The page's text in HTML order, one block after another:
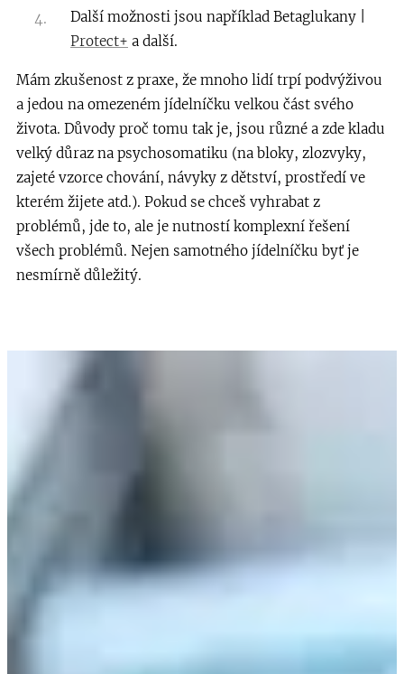
Další možnosti jsou například Betaglukany |
Protect+ a další.
Mám zkušenost z praxe, že mnoho lidí trpí podvýživou
a jedou na omezeném jídelníčku velkou část svého
života. Důvody proč tomu tak je, jsou různé a zde kladu
velký důraz na psychosomatiku (na bloky, zlozvyky,
zajeté vzorce chování, návyky z dětství, prostředí ve
kterém žijete atd.). Pokud se chceš vyhrabat z
problémů, jde to, ale je nutností komplexní řešení
všech problémů. Nejen samotného jídelníčku byť je
nesmírně důležitý.